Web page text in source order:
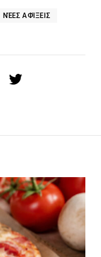
ΝΈΕΣ ΑΦΊΞΕΙΣ